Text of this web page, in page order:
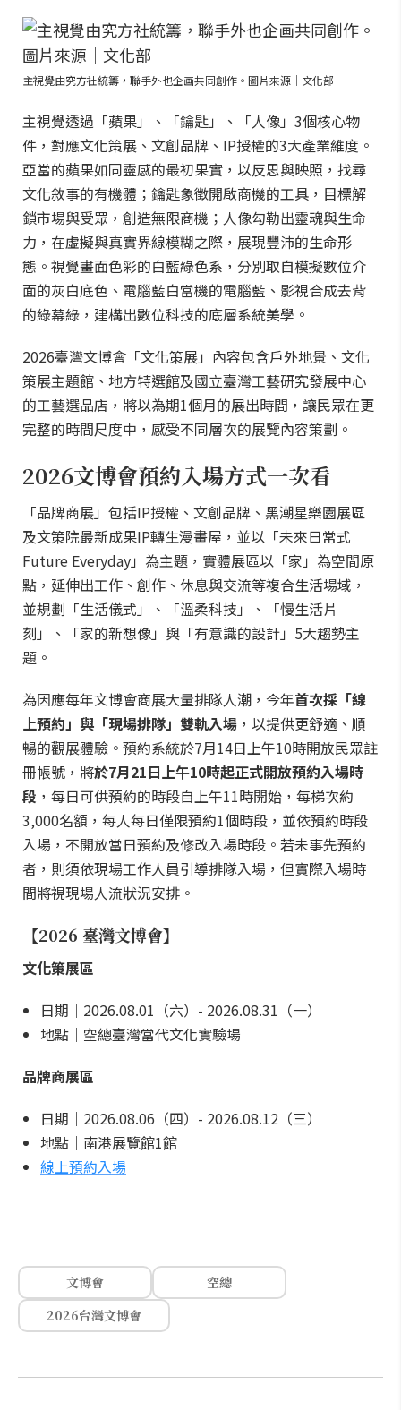
主視覺由究方社統籌，聯手外也企画共同創作。圖片來源｜文化部
主視覺透過「蘋果」、「鑰匙」、「人像」3個核心物
件，對應文化策展、文創品牌、IP授權的3大產業維度。
亞當的蘋果如同靈感的最初果實，以反思與映照，找尋
文化敘事的有機體；鑰匙象徵開啟商機的工具，目標解
鎖市場與受眾，創造無限商機；人像勾勒出靈魂與生命
力，在虛擬與真實界線模糊之際，展現豐沛的生命形
態。視覺畫面色彩的白藍綠色系，分別取自模擬數位介
面的灰白底色、電腦藍白當機的電腦藍、影視合成去背
的綠幕綠，建構出數位科技的底層系統美學。
2026臺灣文博會「文化策展」內容包含戶外地景、文化
策展主題館、地方特選館及國立臺灣工藝研究發展中心
的工藝選品店，將以為期1個月的展出時間，讓民眾在更
完整的時間尺度中，感受不同層次的展覽內容策劃。
2026文博會預約入場方式一次看
「品牌商展」包括IP授權、文創品牌、黑潮星樂園展區
及文策院最新成果IP轉生漫畫屋，並以「未來日常式
Future Everyday」為主題，實體展區以「家」為空間原
點，延伸出工作、創作、休息與交流等複合生活場域，
並規劃「生活儀式」、「溫柔科技」、「慢生活片
刻」、「家的新想像」與「有意識的設計」5大趨勢主
題。
為因應每年文博會商展大量排隊人潮，今年首次採「線
上預約」與「現場排隊」雙軌入場 ，以提供更舒適、順
暢的觀展體驗。預約系統於7月14日上午10時開放民眾註
冊帳號，將於7月21日上午10時起正式開放預約入場時
段 ，每日可供預約的時段自上午11時開始，每梯次約
3,000名額，每人每日僅限預約1個時段，並依預約時段
入場，不開放當日預約及修改入場時段。若未事先預約
者，則須依現場工作人員引導排隊入場，但實際入場時
間將視現場人流狀況安排。
【2026 臺灣文博會】
文化策展區
日期｜2026.08.01（六）- 2026.08.31（一）
地點｜空總臺灣當代文化實驗場
品牌商展區
日期｜2026.08.06（四）- 2026.08.12（三）
地點｜南港展覽館1館
線上預約入場
文博會
空總
2026台灣文博會